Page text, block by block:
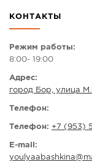
КАМЕРЫ
КОНТАКТЫ
Режим работы:
8:00- 19:00
Адрес:
город Бор, улица
Телефон:
Телефон: +7 (953)
E-mail:
youlyaabashkina@